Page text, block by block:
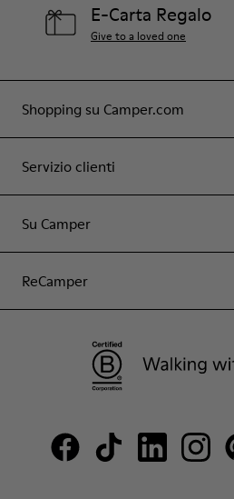
Shopping su Camper.com
Servizio clienti
Su Camper
ReCamper
E-Carta Regalo
Give to a loved one